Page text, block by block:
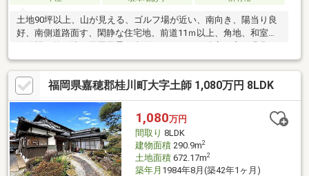
土地90坪以上、山が見える、ゴルフ場が近い、南向き、陽当り良
好、南側道路面す、閑静な住宅地、前道11ｍ以上、角地、和室、
な住宅地、通風良好、シャッター車庫、周辺交通量少なめ
福岡県嘉穂郡桂川町大字土師 1,080万円 8LDK
1,080万円
間取り 8LDK
建物面積290.9m2
土地面積672.17m2
築年月 1984年8月(築42年1ヶ月)